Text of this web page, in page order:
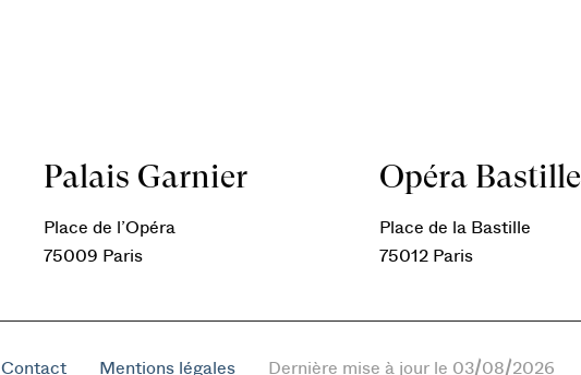
Palais Garnier
Place de l’Opéra
75009 Paris
Opéra Bastille
Place de la Bastille
75012 Paris
Contact Mentions légales Dernière mise à jour le 03/08/2026